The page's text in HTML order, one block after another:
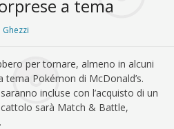
a tema
Ghezzi
per tornare, almeno in alcuni
tema Pokémon di McDonald’s.
incluse con l’acquisto di un
sarà Match & Battle,